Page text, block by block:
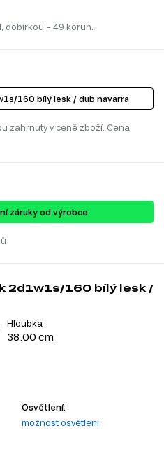
dobírkou – 49 korun.
160 bílý lesk / dub navarra
zahrnuty v ceně zboží. Cena
záruky od výrobce
2d1w1s/160 bílý lesk /
Hloubka
38.00 cm
Osvětlení:
možnost osvětlení